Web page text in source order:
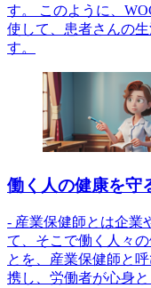
す。 このように、
使して、患者さんの
す。
働く人の健康を守
- 産業保健師とは企業
て、そこで働く人々
とを、産業保健師と
携し、労働者が心身